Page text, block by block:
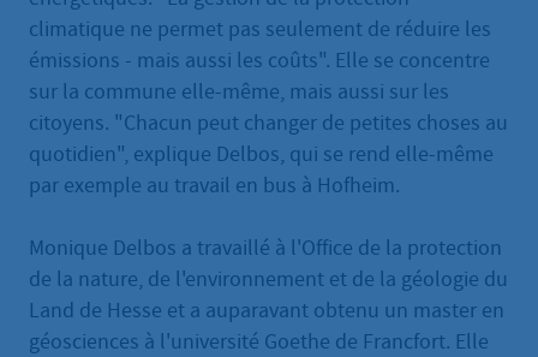
climatique ne permet pas seulement de réduire les
émissions - mais aussi les coûts". Elle se concentre
sur la commune elle-même, mais aussi sur les
citoyens. "Chacun peut changer de petites choses au
quotidien", explique Delbos, qui se rend elle-même
par exemple au travail en bus à Hofheim.
Monique Delbos a travaillé à l'Office de la protection
de la nature, de l'environnement et de la géologie du
Land de Hesse et a auparavant obtenu un master en
géosciences à l'université Goethe de Francfort. Elle